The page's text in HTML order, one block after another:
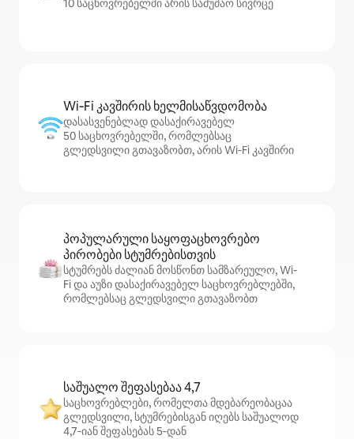
10 საცხოვრებელში არის სამუშაო სივრცე
Wi‑Fi კავშირის ხელმისაწვდომობა
დასასვენებლად დასაქირავებელ
50 საცხოვრებელში, რომლებსაც
გლედსვილი გთავაზობთ, არის Wi‑Fi კავშირი
პოპულარული საყოფაცხოვრებო
პირობები სტუმრებისთვის
სტუმრებს ძალიან მოსწონთ სამზარეულო, Wi-
Fi და აუზი დასაქირავებელ საცხოვრებლებში,
რომლებსაც გლედსვილი გთავაზობთ
საშუალო შეფასებაა 4,7
საცხოვრებლები, რომელთა მდებარეობაცაა
გლედსვილი, სტუმრებისგან იღებს საშუალოდ
4,7‑იან შეფასებას 5‑დან